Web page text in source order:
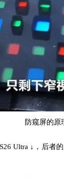
防窥屏的原
Ultra ↓，后